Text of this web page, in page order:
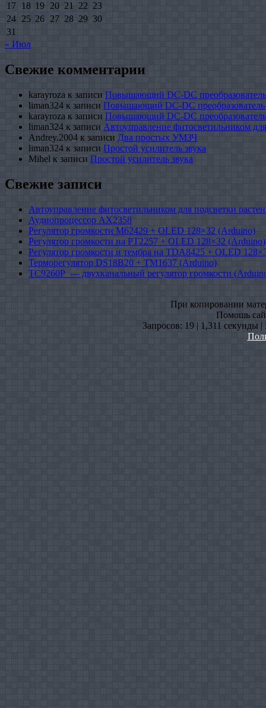
17 18 19 20 21 22 23
24 25 26 27 28 29 30
31
« Июл
Свежие комментарии
karayroza к записи Повышающий DC-DC
liman324 к записи Повышающий DC-DC
karayroza к записи Повышающий DC-DC
liman324 к записи Автоуправление фитосветильником
Andrey.2004 к записи Два простых УМЗЧ
liman324 к записи Простой усилитель звука
Mihel к записи Простой усилитель звука
Свежие записи
Автоуправление фитосветильником для подсветки
Аудиопроцессор AX2358
Регулятор громкости M62429 + OLED 128×32 (Arduino)
Регулятор громкости на PT2257 + OLED 128×32 (Arduino)
Регулятор громкости и тембра на TDA8425 + OLED
Терморегулятор DS18B20 + TM1637 (Arduino)
TC9260P — двухканальный регулятор громкости
При копировании
Помошь
Запросов: 19 | 1,311 секунды